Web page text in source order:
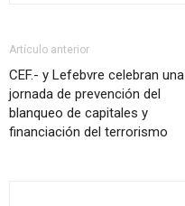
Artículo anterior
CEF.- y Lefebvre celebran una
jornada de prevención del
blanqueo de capitales y
financiación del terrorismo